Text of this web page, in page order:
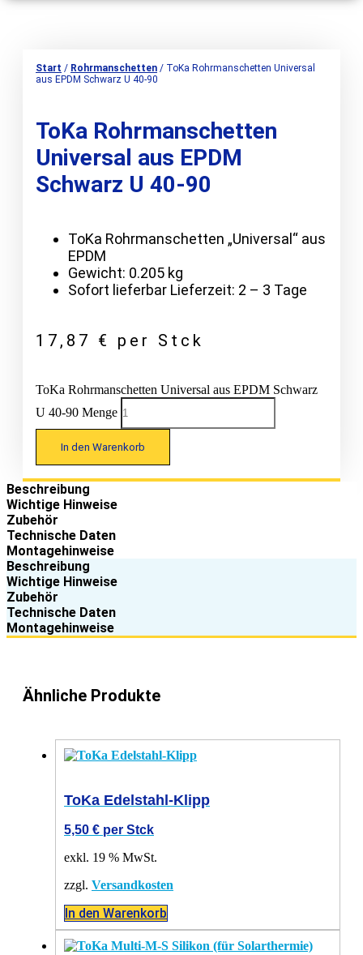
Start / Rohrmanschetten / ToKa Rohrmanschetten Universal
aus EPDM Schwarz U 40-90
ToKa Rohrmanschetten
Universal aus EPDM
Schwarz U 40-90
ToKa Rohrmanschetten „Universal“ aus
EPDM
Gewicht: 0.205 kg
Sofort lieferbar Lieferzeit: 2 – 3 Tage
17,87 € per Stck
ToKa Rohrmanschetten Universal aus EPDM Schwarz
U 40-90 Menge
In den Warenkorb
Beschreibung
Wichtige Hinweise
Zubehör
Technische Daten
Montagehinweise
Beschreibung
Wichtige Hinweise
Zubehör
Technische Daten
Montagehinweise
Ähnliche Produkte
ToKa Edelstahl-Klipp
5,50 € per Stck
exkl. 19 % MwSt.
zzgl. Versandkosten
In den Warenkorb